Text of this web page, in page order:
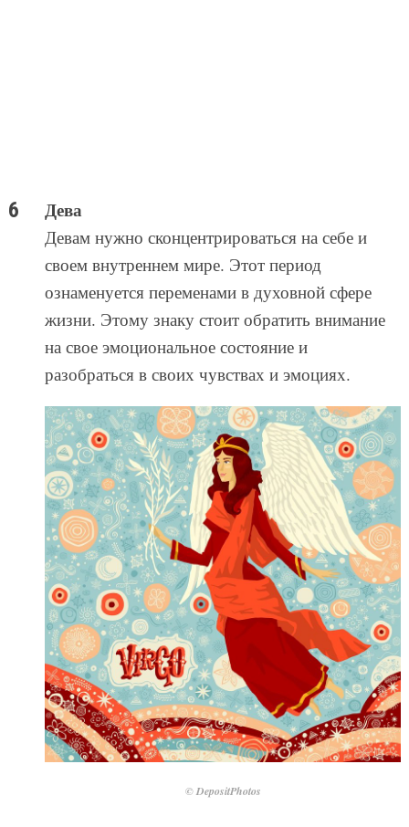
Дева
Девам нужно сконцентрироваться на себе и
своем внутреннем мире. Этот период
ознаменуется переменами в духовной сфере
жизни. Этому знаку стоит обратить внимание
на свое эмоциональное состояние и
разобраться в своих чувствах и эмоциях.
© DepositPhotos